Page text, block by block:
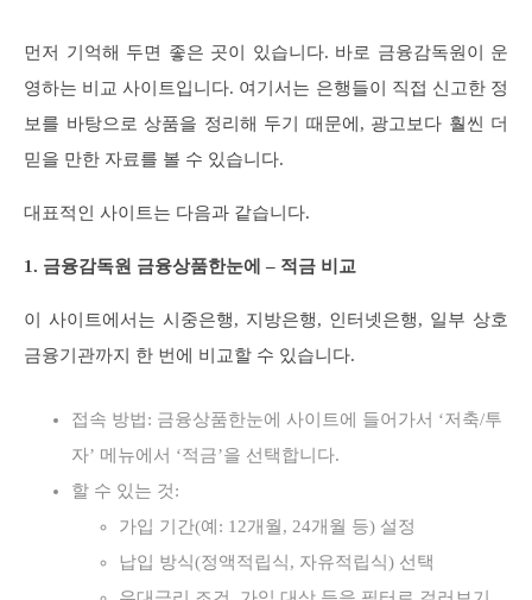
먼저 기억해 두면 좋은 곳이 있습니다. 바로 금융감독원이 운
영하는 비교 사이트입니다. 여기서는 은행들이 직접 신고한 정
보를 바탕으로 상품을 정리해 두기 때문에, 광고보다 훨씬 더
믿을 만한 자료를 볼 수 있습니다.
대표적인 사이트는 다음과 같습니다.
1. 금융감독원 금융상품한눈에 – 적금 비교
이 사이트에서는 시중은행, 지방은행, 인터넷은행, 일부 상호
금융기관까지 한 번에 비교할 수 있습니다.
접속 방법: 금융상품한눈에 사이트에 들어가서 ‘저축/투
자’ 메뉴에서 ‘적금’을 선택합니다.
할 수 있는 것:
가입 기간(예: 12개월, 24개월 등) 설정
납입 방식(정액적립식, 자유적립식) 선택